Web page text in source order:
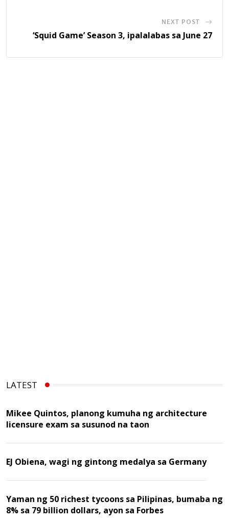
NEXT POST
‘Squid Game’ Season 3, ipalalabas sa June 27
LATEST
Mikee Quintos, planong kumuha ng architecture
licensure exam sa susunod na taon
EJ Obiena, wagi ng gintong medalya sa Germany
Yaman ng 50 richest tycoons sa Pilipinas, bumaba ng
8% sa 79 billion dollars, ayon sa Forbes